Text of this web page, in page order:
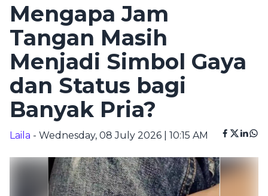
Mengapa Jam
Tangan Masih
Menjadi Simbol Gaya
dan Status bagi
Banyak Pria?
Laila - Wednesday, 08 July 2026 | 10:15 AM